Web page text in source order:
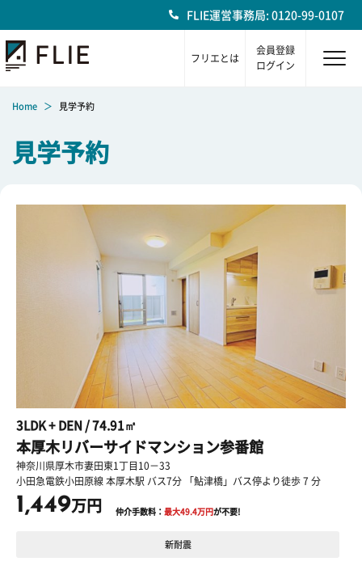
FLIE運営事務局: 0120-99-0107
フリエとは
会員登録
ログイン
Home 見学予約
見学予約
3LDK + DEN / 74.91㎡
本厚木リバーサイドマンション参番館
神奈川県厚木市妻田東1丁目10－33
小田急電鉄小田原線 本厚木駅 バス7分 「鮎津橋」バス停より徒歩 7 分
1,449万円 仲介手数料： 最大49.4万円が不要!
新耐震